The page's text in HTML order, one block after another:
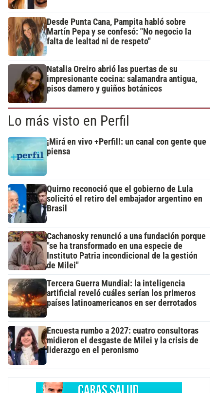
Desde Punta Cana, Pampita habló sobre
Martín Pepa y se confesó: "No negocio la
falta de lealtad ni de respeto"
Natalia Oreiro abrió las puertas de su
impresionante cocina: salamandra antigua,
pisos damero y guiños botánicos
Lo más visto en Perfil
¡Mirá en vivo +Perfil!: un canal con gente que
piensa
Quirno reconoció que el gobierno de Lula
solicitó el retiro del embajador argentino en
Brasil
Cachanosky renunció a una fundación porque
"se ha transformado en una especie de
Instituto Patria incondicional de la gestión
de Milei"
Tercera Guerra Mundial: la inteligencia
artificial reveló cuáles serían los primeros
países latinoamericanos en ser derrotados
Encuesta rumbo a 2027: cuatro consultoras
midieron el desgaste de Milei y la crisis de
liderazgo en el peronismo